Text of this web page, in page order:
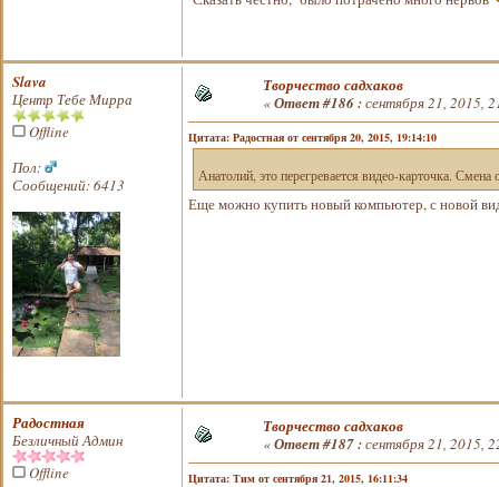
Slava
Центр Тебе Мирра
Offline
Пол:
Сообщений: 6413
Творчество садхаков
«Ответ #186 :сентября 21, 2015,
Цитата: Радостная от сентября 20, 2015, 19:14:10
Анатолий, это перегревается видео-карточка.
Еще можно купить новый компьютер, с новой
Радостная
Безличный Админ
Offline
Творчество садхаков
«Ответ #187 :сентября 21, 2015,
Цитата: Тим от сентября 21, 2015, 16:11:34